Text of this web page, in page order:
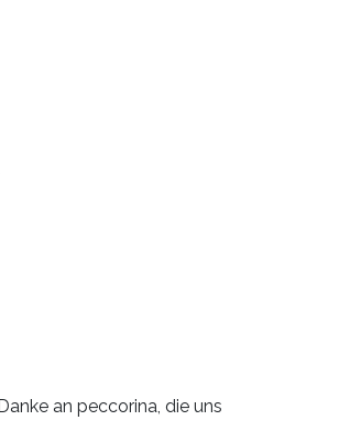
an peccorina, die uns